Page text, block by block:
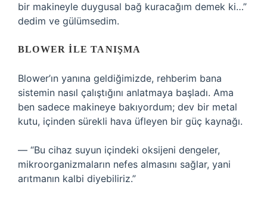
bir makineyle duygusal bağ kuracağım demek ki…”
dedim ve gülümsedim.
BLOWER ILE TANIŞMA
Blower’ın yanına geldiğimizde, rehberim bana
sistemin nasıl çalıştığını anlatmaya başladı. Ama
ben sadece makineye bakıyordum; dev bir metal
kutu, içinden sürekli hava üfleyen bir güç kaynağı.
— “Bu cihaz suyun içindeki oksijeni dengeler,
mikroorganizmaların nefes almasını sağlar, yani
arıtmanın kalbi diyebiliriz.”